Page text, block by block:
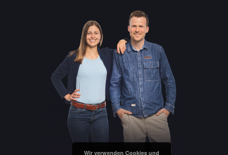
Wir verwenden Cookies und